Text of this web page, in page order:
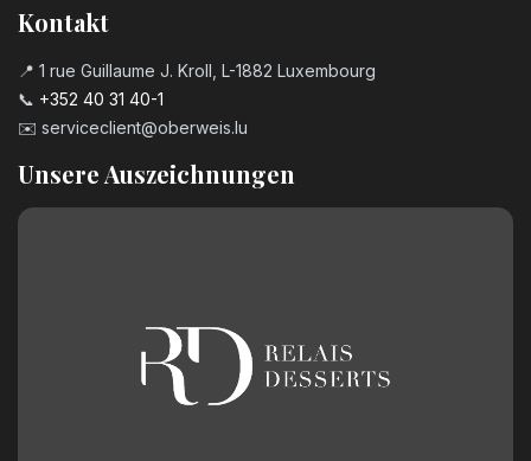
Kontakt
📍 1 rue Guillaume J. Kroll, L-1882 Luxembourg
📞 +352 40 31 40-1
✉️ serviceclient@oberweis.lu
Unsere Auszeichnungen